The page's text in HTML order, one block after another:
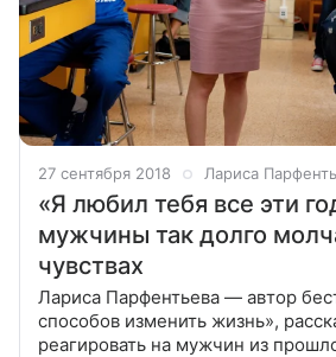
27 сентября 2018 Лариса
«Я любил тебя все эти
мужчины так долго
чувствах
Лариса Парфентьева — автор
способов изменить жизнь»,
реагировать на мужчин из